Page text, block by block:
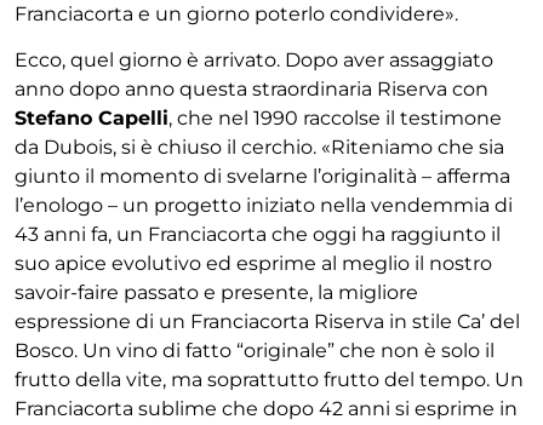
Franciacorta e un giorno poterlo condividere».
Ecco, quel giorno è arrivato. Dopo aver assaggiato
anno dopo anno questa straordinaria Riserva con
Stefano Capelli, che nel 1990 raccolse il testimone
da Dubois, si è chiuso il cerchio. «Riteniamo che sia
giunto il momento di svelarne l’originalità – afferma
l’enologo – un progetto iniziato nella vendemmia di
43 anni fa, un Franciacorta che oggi ha raggiunto il
suo apice evolutivo ed esprime al meglio il nostro
savoir-faire passato e presente, la migliore
espressione di un Franciacorta Riserva in stile Ca’ del
Bosco. Un vino di fatto “originale” che non è solo il
frutto della vite, ma soprattutto frutto del tempo. Un
Franciacorta sublime che dopo 42 anni si esprime in